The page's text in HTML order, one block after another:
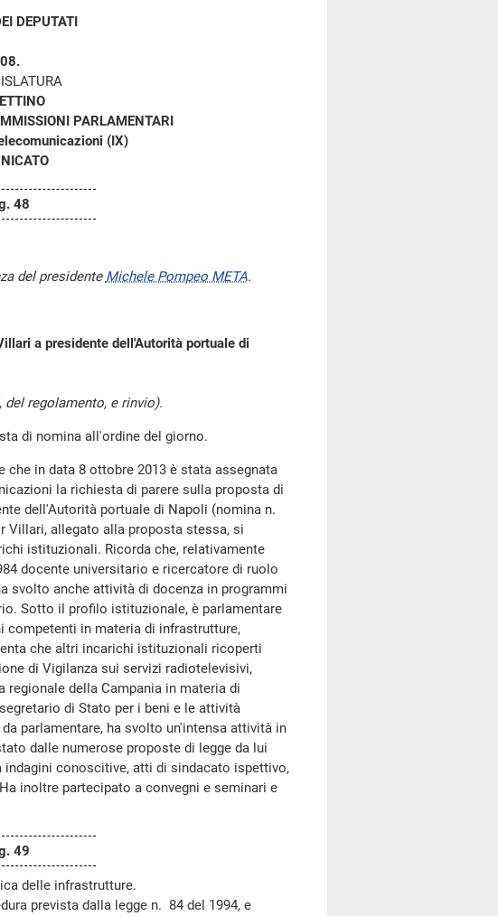
DEPUTATI
PARLAMENTARI
(IX)
48
del presidente Michele Pompeo META.
a presidente dell'Autorità portuale di
regolamento, e rinvio).
di nomina all'ordine del giorno.
che in data 8 ottobre 2013 è stata assegnata
la richiesta di parere sulla proposta di
dell'Autorità portuale di Napoli (nomina n.
Villari, allegato alla proposta stessa, si
istituzionali. Ricorda che, relativamente
docente universitario e ricercatore di ruolo
svolto anche attività di docenza in programmi
Sotto il profilo istituzionale, è parlamentare
competenti in materia di infrastrutture,
che altri incarichi istituzionali ricoperti
di Vigilanza sui servizi radiotelevisivi,
regionale della Campania in materia di
di Stato per i beni e le attività
parlamentare, ha svolto un'intensa attività in
dalle numerose proposte di legge da lui
conoscitive, atti di sindacato ispettivo,
inoltre partecipato a convegni e seminari e
49
delle infrastrutture.
prevista dalla legge n. 84 del 1994, e